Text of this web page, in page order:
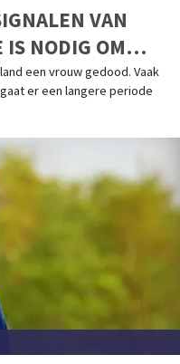
VAN
IS NODIG OM
een vrouw gedood. Vaak
er een langere periode